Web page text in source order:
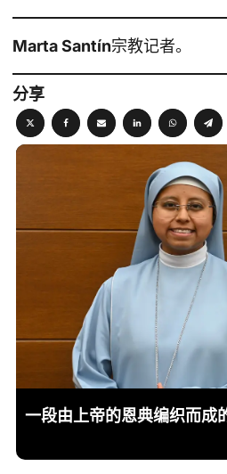
Marta Santín宗教记者。
分享
一段由上帝的恩典编织而成